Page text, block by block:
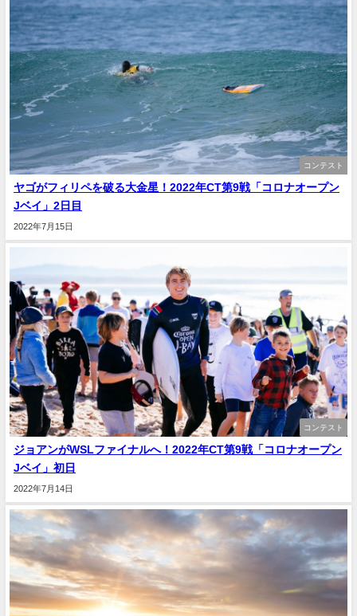
コンテスト
ヤゴがフィリペを破る大金星！2022年CT第9戦「コロナオープン
Jベイ」2日目
2022年7月15日
コンテスト
ジョアンがWSLファイナルへ！2022年CT第9戦「コロナオープン
Jベイ」初日
2022年7月14日